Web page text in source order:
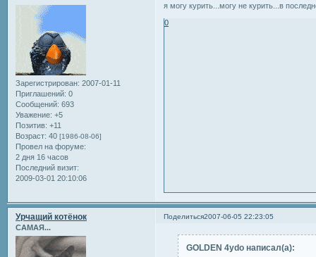
Зарегистрирован: 2007-01-11
Приглашений: 0
Сообщений: 693
Уважение: +5
Позитив: +11
Возраст: 40 [1986-08-06]
Провел на форуме:
2 дня 16 часов
Последний визит:
2009-03-01 20:10:06
я могу курить...могу не курить...в
0
Поделиться2007-06-05 22:23:05
Урчащий котёнок
САМАЯ...
GOLDEN 4ydo написал(а):